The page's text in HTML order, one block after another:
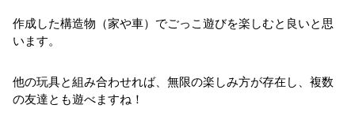
作成した構造物（家や車）でごっこ遊びを楽しむと良いと思
います。
他の玩具と組み合わせれば、無限の楽しみ方が存在し、複数
の友達とも遊べますね！